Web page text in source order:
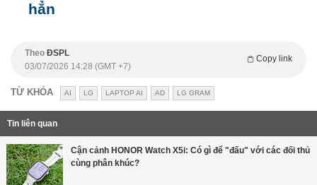
hẳn
Theo ĐSPL
Copy link
03/07/2026 14:28 (GMT +7)
TỪ KHÓA AI LG LAPTOP AI AD LG GRAM
Tin liên quan
Cận cảnh HONOR Watch X5i: Có gì để "đấu" với các đối thủ
cùng phân khúc?